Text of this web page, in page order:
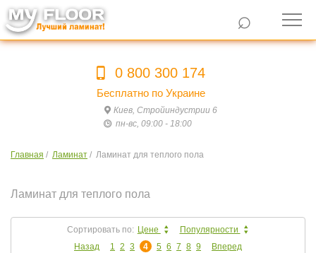
⌕
0 800 300 174
Бесплатно по Украине
Киев, Стройиндустрии 6
пн-вс, 09:00 - 18:00
Главная / Ламинат / Ламинат для теплого пола
Ламинат для теплого пола
Сортировать по: Цене
Популярности
Назад
1 2 3 4 5 6 7 8 9 Вперед